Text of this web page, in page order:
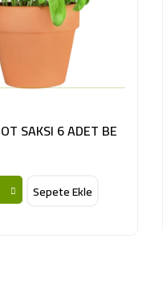
SAKSI 6 ADET BE
Sepete Ekle